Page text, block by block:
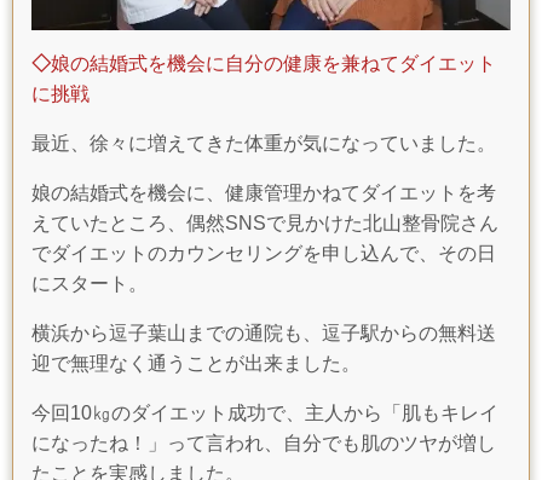
◇娘の結婚式を機会に自分の健康を兼ねてダイエット
に挑戦
最近、徐々に増えてきた体重が気になっていました。
娘の結婚式を機会に、健康管理かねてダイエットを考
えていたところ、偶然SNSで見かけた北山整骨院さん
でダイエットのカウンセリングを申し込んで、その日
にスタート。
横浜から逗子葉山までの通院も、逗子駅からの無料送
迎で無理なく通うことが出来ました。
今回10㎏のダイエット成功で、主人から「肌もキレイ
になったね！」って言われ、自分でも肌のツヤが増し
たことを実感しました。